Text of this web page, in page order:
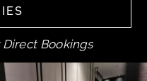
Bookings